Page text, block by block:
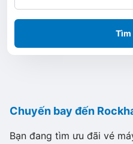
Tìm
Chuyến bay đến
Bạn đang tìm ưu đãi vé